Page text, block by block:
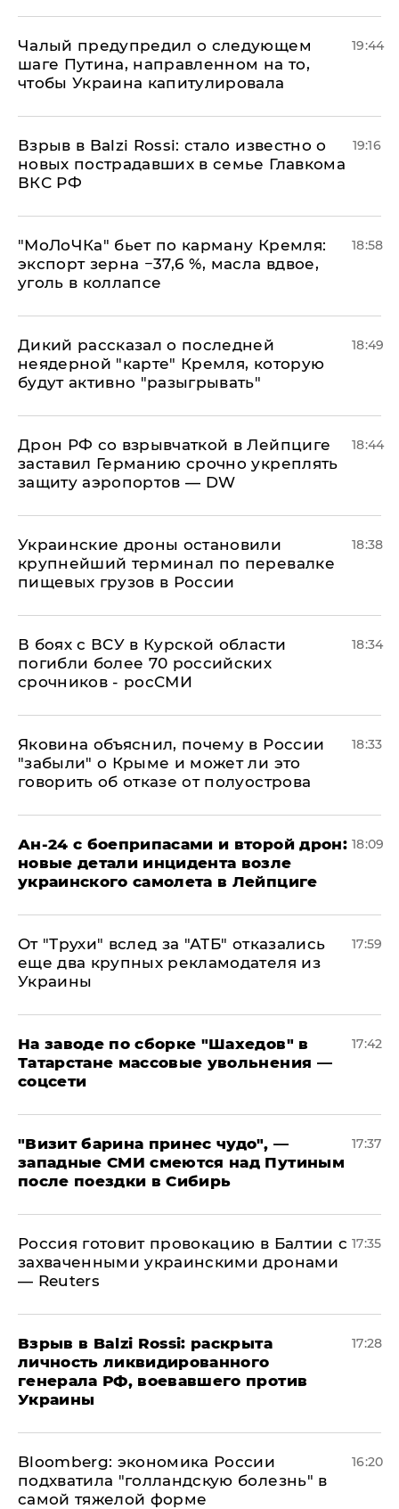
Чалый предупредил о следующем
шаге Путина, направленном на то,
чтобы Украина капитулировала
19:44
Взрыв в Balzi Rossi: стало известно о
новых пострадавших в семье Главкома
ВКС РФ
19:16
​"МоЛоЧКа" бьет по карману Кремля:
экспорт зерна −37,6 %, масла вдвое,
уголь в коллапсе
18:58
Дикий рассказал о последней
неядерной "карте" Кремля, которую
будут активно "разыгрывать"
18:49
​Дрон РФ со взрывчаткой в Лейпциге
заставил Германию срочно укреплять
защиту аэропортов — DW
18:44
Украинские дроны остановили
крупнейший терминал по перевалке
пищевых грузов в России
18:38
В боях с ВСУ в Курской области
погибли более 70 российских
срочников - росСМИ
18:34
Яковина объяснил, почему в России
"забыли" о Крыме и может ли это
говорить об отказе от полуострова
18:33
Ан-24 с боеприпасами и второй дрон:
новые детали инцидента возле
украинского самолета в Лейпциге
18:09
От "Трухи" вслед за "АТБ" отказались
еще два крупных рекламодателя из
Украины
17:59
На заводе по сборке "Шахедов" в
Татарстане массовые увольнения —
соцсети
17:42
"Визит барина принес чудо", —
западные СМИ смеются над Путиным
после поездки в Сибирь
17:37
​Россия готовит провокацию в Балтии с
захваченными украинскими дронами
— Reuters
17:35
​Взрыв в Balzi Rossi: раскрыта
личность ликвидированного
генерала РФ, воевавшего против
Украины
17:28
Bloomberg: экономика России
подхватила "голландскую болезнь" в
самой тяжелой форме
16:20